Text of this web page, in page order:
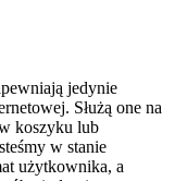
jedynie
Służą one na
koszyku lub
w stanie
użytkownika, a